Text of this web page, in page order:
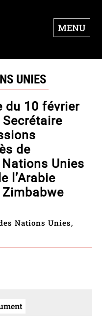
MENU
UNIES
du 10 février
de
Nations Unies
l’Arabie
Nations Unies,